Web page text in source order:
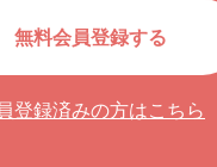
無料会員登録する
登録済みの方はこちら